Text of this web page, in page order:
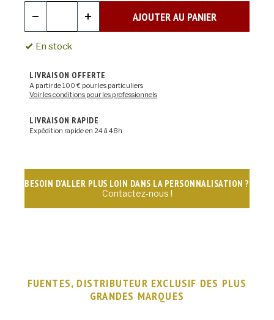
AJOUTER AU PANIER
En stock
LIVRAISON OFFERTE
A partir de 100 € pour les particuliers
Voir les conditions pour les professionnels
LIVRAISON RAPIDE
Expédition rapide en 24 à 48h
BESOIN D'ALLER PLUS LOIN DANS LA PERSONNALISATION ?
Contactez-nous !
FUENTES, DISTRIBUTEUR EXCLUSIF DES PLUS
GRANDES MARQUES